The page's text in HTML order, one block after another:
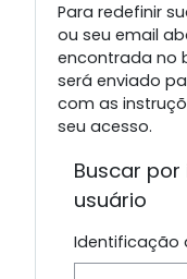
Para redefinir
ou seu email
encontrada no
será enviado
com as
seu acesso.
Buscar
usuário
Identificação